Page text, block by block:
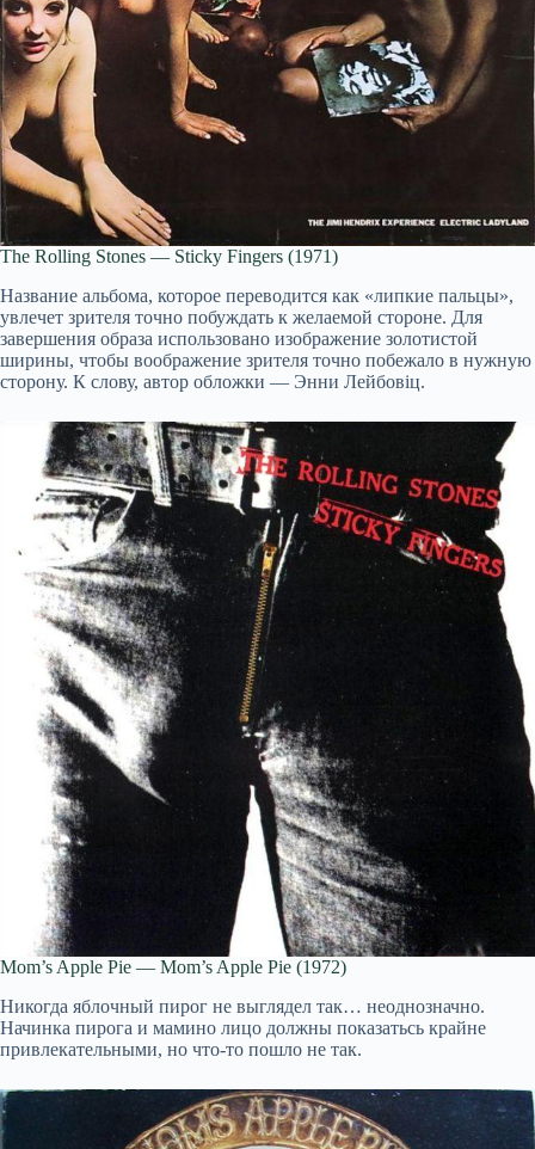
The Rolling Stones — Sticky Fingers (1971)
Название альбома, которое переводится как «липкие пальцы»,
увлечет зрителя точно побуждать к желаемой стороне. Для
завершения образа использовано изображение золотистой
ширины, чтобы воображение зрителя точно побежало в нужную
сторону. К слову, автор обложки — Энни Лейбовіц.
Mom’s Apple Pie — Mom’s Apple Pie (1972)
Никогда яблочный пирог не выглядел так… неоднозначно.
Начинка пирога и мамино лицо должны показатьсь крайне
привлекательными, но что-то пошло не так.